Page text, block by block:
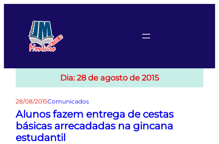
conteúdo
Dia:28 de agosto de 2015
28/08/2015Comunicados
Alunos fazem entrega de cestas
básicas arrecadadas na gincana
estudantil